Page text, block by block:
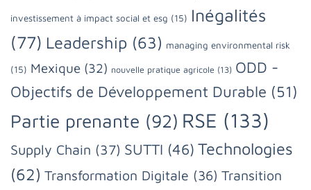
investissement à impact social et esg (15) Inégalités
(77) Leadership (63) managing environmental risk
(15) Mexique (32) nouvelle pratique agricole (13) ODD -
Objectifs de Développement Durable (51)
Partie prenante (92) RSE (133)
Supply Chain (37) SUTTI (46) Technologies
(62) Transformation Digitale (36) Transition